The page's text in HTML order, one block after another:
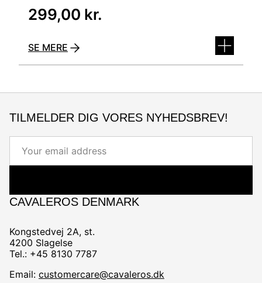
299,00 kr.
SE MERE
TILMELDER DIG VORES NYHEDSBREV!
Email
CAVALEROS DENMARK
Kongstedvej 2A, st.
4200 Slagelse
Tel.: +45 8130 7787
Email: customercare@cavaleros.dk